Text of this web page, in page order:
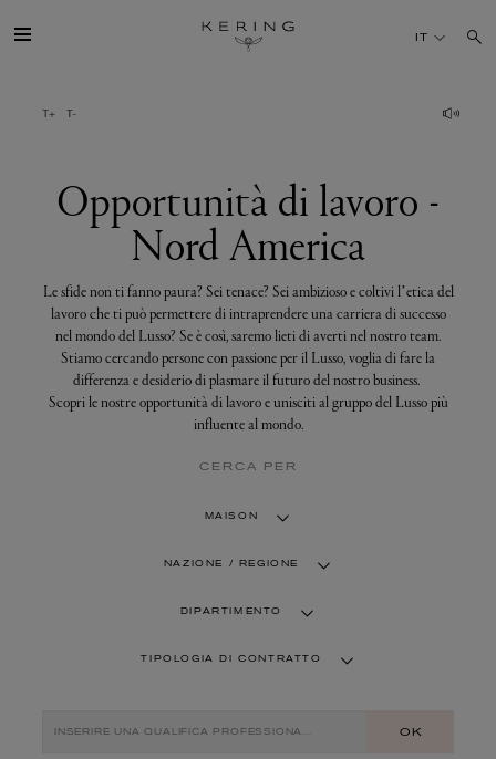
lavoro
TALENTI
SOSTENIBILITÀ
FINANCE
MEDIA
IT
Opportunità di lavoro -
Nord America
Le sfide non ti fanno paura? Sei tenace? Sei ambizioso e coltivi l’etica del
lavoro che ti può permettere di intraprendere una carriera di successo
nel mondo del Lusso? Se è così, saremo lieti di averti nel nostro team.
Stiamo cercando persone con passione per il Lusso, voglia di fare la
differenza e desiderio di plasmare il futuro del nostro business.
Scopri le nostre opportunità di lavoro e unisciti al gruppo del Lusso più
influente al mondo.
CERCA PER
MAISON
NAZIONE / REGIONE
DIPARTIMENTO
TIPOLOGIA DI CONTRATTO
OK